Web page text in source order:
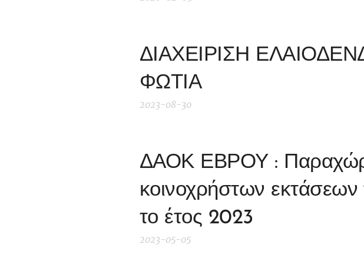
ΔΙΑΧΕΙΡΙΣΗ
ΦΩΤΙΑ
2023-08-30
ΔΑΟΚ ΕΒΡΟΥ :
κοινοχρήστων
το έτος 2023
2023-05-05